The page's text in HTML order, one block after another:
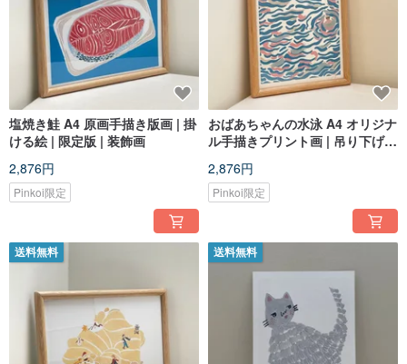
塩焼き鮭 A4 原画手描き版画 | 掛
ける絵 | 限定版 | 装飾画
2,876円
Pinkoi限定
おばあちゃんの水泳 A4 オリジナ
ル手描きプリント画 | 吊り下げ絵
2,876円
Pinkoi限定
送料無料 送料無料